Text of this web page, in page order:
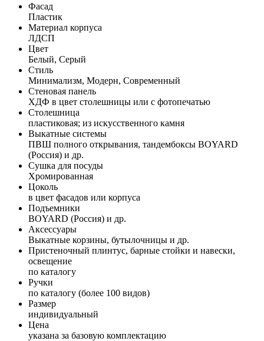
Фасад
Пластик
Материал корпуса
ЛДСП
Цвет
Белый, Серый
Стиль
Минимализм, Модерн, Современный
Стеновая панель
ХДФ в цвет столешницы или с фотопечатью
Столешница
пластиковая; из искусственного камня
Выкатные системы
ПВШ полного открывания, тандембоксы BOYARD
(Россия) и др.
Сушка для посуды
Хромированная
Цоколь
в цвет фасадов или корпуса
Подъемники
BOYARD (Россия) и др.
Аксессуары
Выкатные корзины, бутылочницы и др.
Пристеночный плинтус, барные стойки и навески,
освещение
по каталогу
Ручки
по каталогу (более 100 видов)
Размер
индивидуальный
Цена
указана за базовую комплектацию